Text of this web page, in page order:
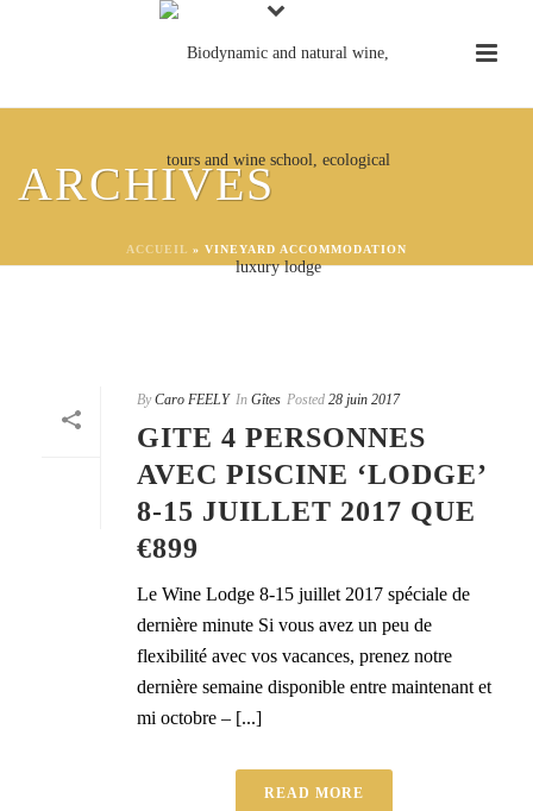
ARCHIVES
ACCUEIL » VINEYARD ACCOMMODATION
By Caro FEELY In Gîtes Posted 28 juin 2017
GITE 4 PERSONNES
AVEC PISCINE ‘LODGE’
8-15 JUILLET 2017 QUE
€899
Le Wine Lodge 8-15 juillet 2017 spéciale de
dernière minute Si vous avez un peu de
flexibilité avec vos vacances, prenez notre
dernière semaine disponible entre maintenant et
mi octobre – [...]
READ MORE